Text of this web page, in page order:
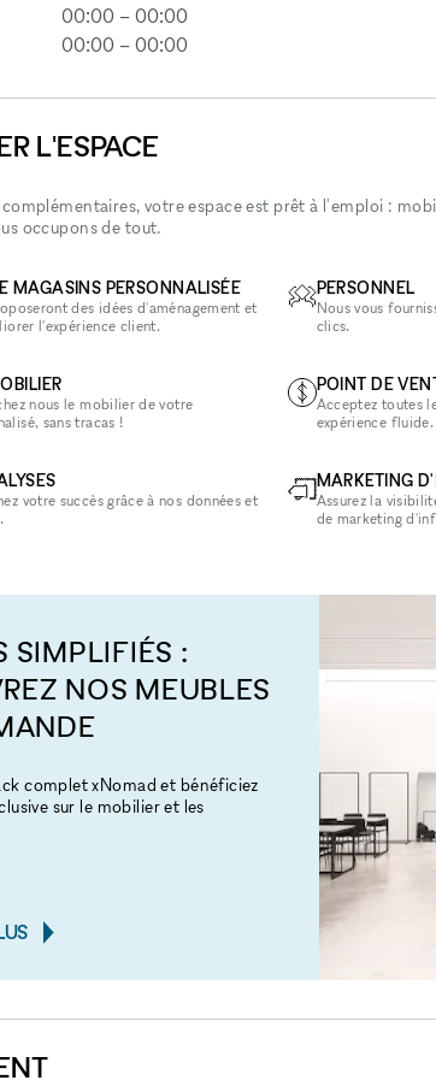
00:00 –00:00
00:00 –00:00
L'ESPACE
votre espace est prêt à l'emploi :
occupons de tout.
MAGASINS PERSONNALISÉE
des idées d'aménagement et
l'expérience client.
nous le mobilier de votre
sans tracas !
votre succès grâce à nos données et
PERSONNEL
Nous vous
clics.
POINT DE
Acceptez toutes
expérience fluide.
MARKETING
Assurez la
de marketing
SIMPLIFIÉS :
NOS MEUBLES
complet xNomad et bénéficiez
sur le mobilier et les